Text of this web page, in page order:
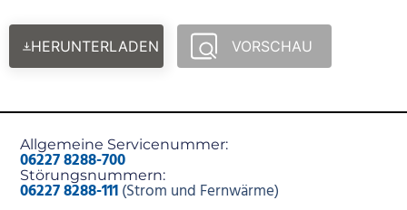
HERUNTERLADEN VORSCHAU
Allgemeine Servicenummer:
06227 8288-700
Störungsnummern:
06227 8288-111(Strom und Fernwärme)